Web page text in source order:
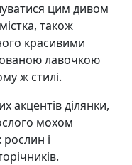
цим дивом
також
красивими
лавочкою
ж стилі.
акцентів ділянки,
мохом
і